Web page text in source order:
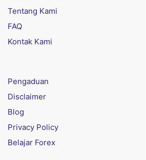
Tentang Kami
FAQ
Kontak Kami
Pengaduan
Disclaimer
Blog
Privacy Policy
Belajar Forex